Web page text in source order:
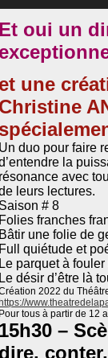
Et oui un
et une
Christine
Un duo pour faire
la
résonance avec
leurs lectures.
Saison # 8
Folies franches
Bâtir une folie de
Full quiétude et
Le parquet à
Le désir d’être là
2022 du
https://
Pour tous à partir de 12
15h30 –
dire,